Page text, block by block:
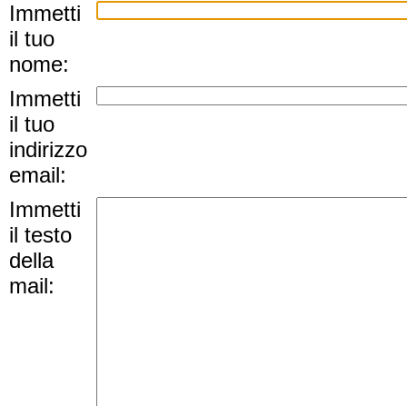
Immetti
il tuo
nome:
Immetti
il tuo
indirizzo
email:
Immetti
il testo
della
mail: